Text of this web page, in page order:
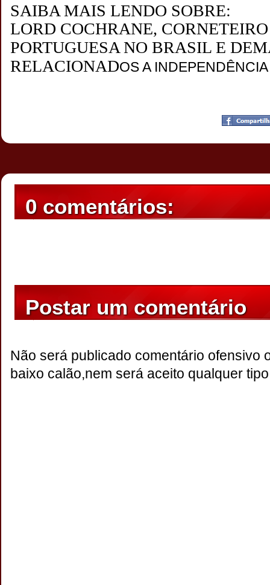
SAIBA MAIS LENDO SOBRE:
LORD COCHRANE,
PORTUGUESA NO BRASIL E
RELACIONADOS A
20:45
0 comentários:
Postar um comentário
Não será publicado comentário ofensivo
baixo calão,nem será aceito qualquer